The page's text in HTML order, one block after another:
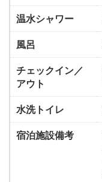
温水シャワー
風呂
チェックイン／
アウト
水洗トイレ
宿泊施設備考